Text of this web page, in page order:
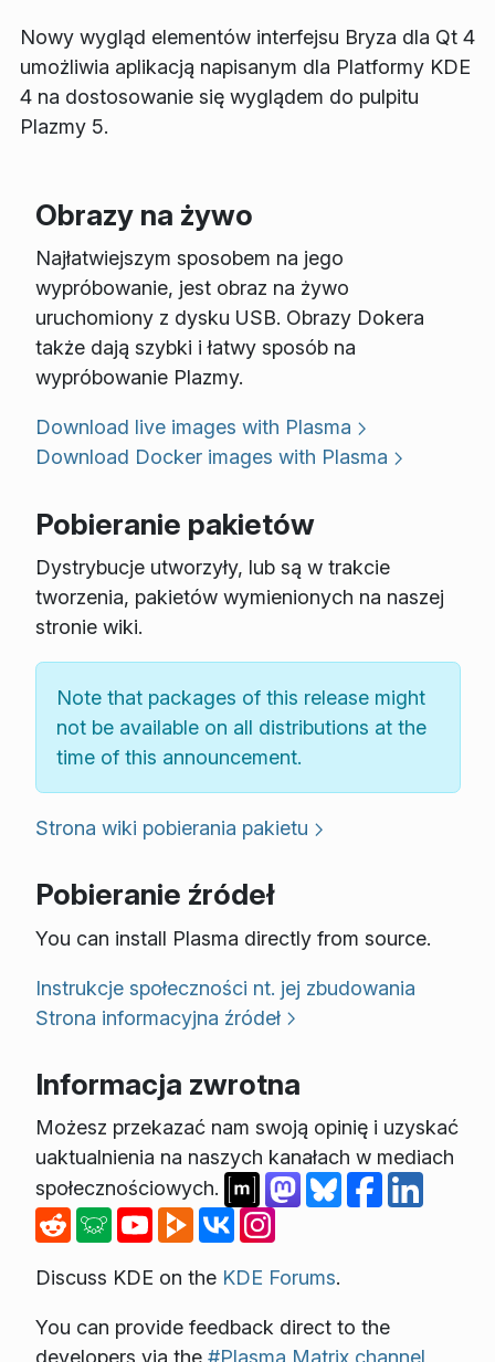
Nowy wygląd elementów interfejsu Bryza dla Qt 4
umożliwia aplikacją napisanym dla Platformy KDE
4 na dostosowanie się wyglądem do pulpitu
Plazmy 5.
Obrazy na żywo
Najłatwiejszym sposobem na jego
wypróbowanie, jest obraz na żywo
uruchomiony z dysku USB. Obrazy Dokera
także dają szybki i łatwy sposób na
wypróbowanie Plazmy.
Download live images with Plasma
Download Docker images with Plasma
Pobieranie pakietów
Dystrybucje utworzyły, lub są w trakcie
tworzenia, pakietów wymienionych na naszej
stronie wiki.
Note that packages of this release might
not be available on all distributions at the
time of this announcement.
Strona wiki pobierania pakietu
Pobieranie źródeł
You can install Plasma directly from source.
Instrukcje społeczności nt. jej zbudowania
Strona informacyjna źródeł
Informacja zwrotna
Możesz przekazać nam swoją opinię i uzyskać
uaktualnienia na naszych kanałach w mediach
społecznościowych.
Discuss KDE on the KDE Forums.
You can provide feedback direct to the